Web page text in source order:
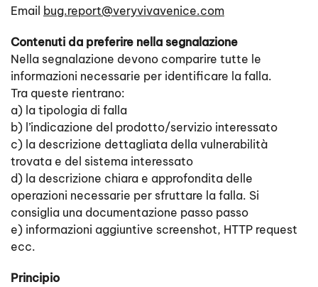
Email bug.report@veryvivavenice.com
Contenuti da preferire nella segnalazione
Nella segnalazione devono comparire tutte le
informazioni necessarie per identificare la falla.
Tra queste rientrano:
a) la tipologia di falla
b) l’indicazione del prodotto/servizio interessato
c) la descrizione dettagliata della vulnerabilità
trovata e del sistema interessato
d) la descrizione chiara e approfondita delle
operazioni necessarie per sfruttare la falla. Si
consiglia una documentazione passo passo
e) informazioni aggiuntive screenshot, HTTP request
ecc.
Principio